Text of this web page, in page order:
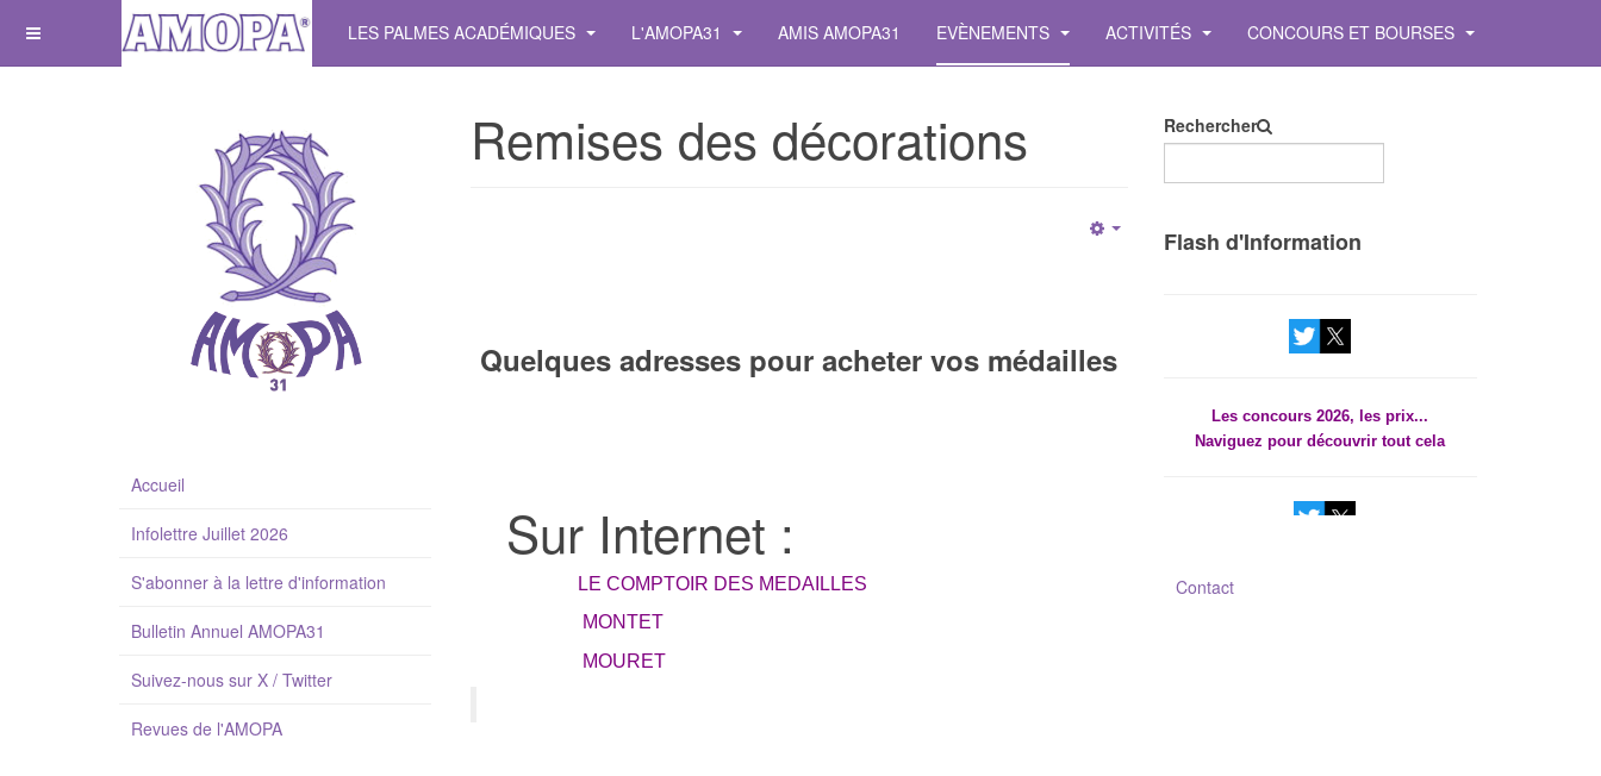
LES PALMES ACADÉMIQUES L'AMOPA31 AMIS AMOPA31 EVÈNEMENTS ACTIVITÉS CONCOURS ET BOURSES
Remises des décorations
Quelques adresses pour acheter vos médailles
Sur Internet :
LE COMPTOIR DES MEDAILLES
MONTET
MOURET
Accueil
Infolettre Juillet 2026
S'abonner à la lettre d'information
Bulletin Annuel AMOPA31
Suivez-nous sur X / Twitter
Revues de l'AMOPA
Rechercher
Flash d'Information
Naviguez pour découvrir tout cela
Les concours 2026, les prix...
Naviguez pour découvrir tout cela
Contact